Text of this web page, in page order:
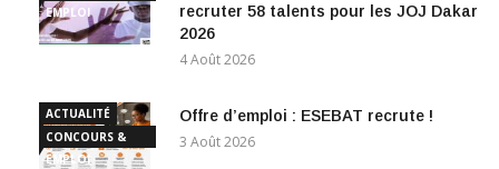
EMPLOI
recruter 58 talents pour les JOJ Dakar
2026
4 Août 2026
ACTUALITÉ
CONCOURS &
EMPLOI
Offre d’emploi : ESEBAT recrute !
3 Août 2026